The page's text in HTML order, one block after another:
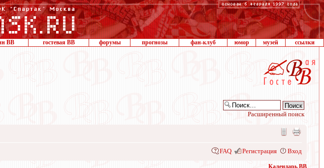
ВВ гостевая ВВ форумы прогнозы фан-клуб юмор музей ссылки
Расширенный поиск
FAQ Регистрация Вход
Календарь ВВ